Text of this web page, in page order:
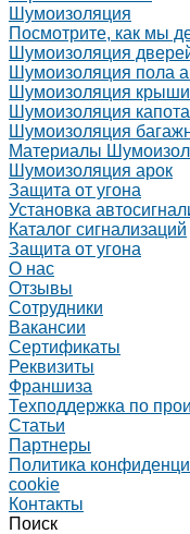
Шумоизоляция
Посмотрите, как мы
Шумоизоляция
Шумоизоляция пола
Шумоизоляция
Шумоизоляция капота
Шумоизоляция
Материалы
Шумоизоляция арок
Защита от угона
Установка
Каталог сигнализаций
Защита от угона
О нас
Отзывы
Сотрудники
Вакансии
Сертификаты
Реквизиты
Франшиза
Техподдержка по
Статьи
Партнеры
Политика
cookie
Контакты
Поиск